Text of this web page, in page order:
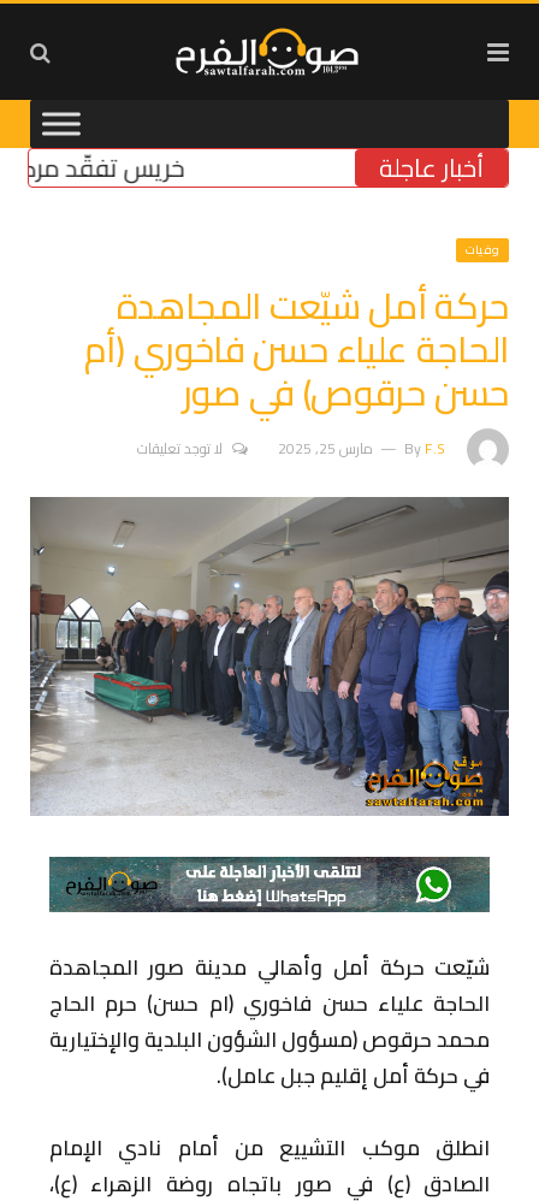
أخبار عاجلة خريس تفقّد مركز
وفيات
حركة أمل شيّعت المجاهدة
الحاجة علياء حسن فاخوري (أم
حسن حرقوص) في صور
ByF.S مارس 25, 2025 لا توجد تعليقات
شيّعت حركة أمل وأهالي مدينة صور المجاهدة
الحاجة علياء حسن فاخوري (ام حسن) حرم الحاج
محمد حرقوص (مسؤول الشؤون البلدية والإختيارية
في حركة أمل إقليم جبل عامل).
انطلق موكب التشييع من أمام نادي الإمام
الصادق (ع) في صور باتجاه روضة الزهراء (ع)،